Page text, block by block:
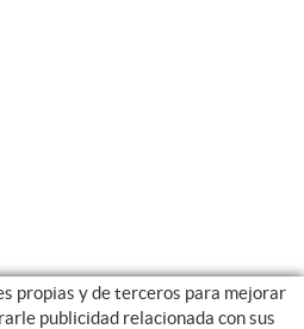
propias y de terceros para mejorar
publicidad relacionada con sus